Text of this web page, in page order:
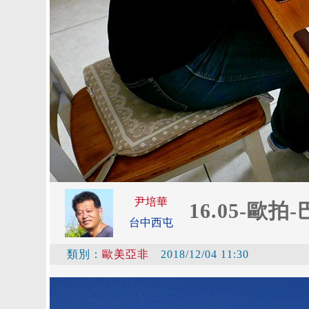
尹培華
台中西屯
16.05-歐拍-
類別： 歐美亞非 2018/12/04 11:30